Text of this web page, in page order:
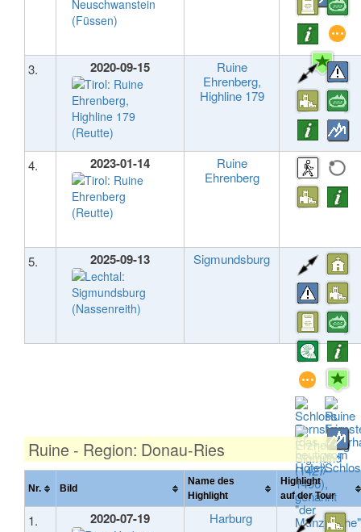
3. 2020-09-15
Ruine
Ehrenberg,
Highline 179
4. 2023-01-14
Ruine
Ehrenberg
5. 2025-09-13 Sigmundsburg
Ruine - Region: Donau-Ries
Nr. Bild
Name des
Highlight
Highlight
auf der Tour
1. 2020-07-19 Harburg